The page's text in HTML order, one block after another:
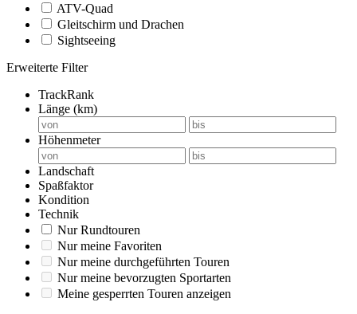
ATV-Quad
Gleitschirm und Drachen
Sightseeing
Erweiterte Filter
TrackRank
Länge (km)
Höhenmeter
Landschaft
Spaßfaktor
Kondition
Technik
Nur Rundtouren
Nur meine Favoriten
Nur meine durchgeführten Touren
Nur meine bevorzugten Sportarten
Meine gesperrten Touren anzeigen